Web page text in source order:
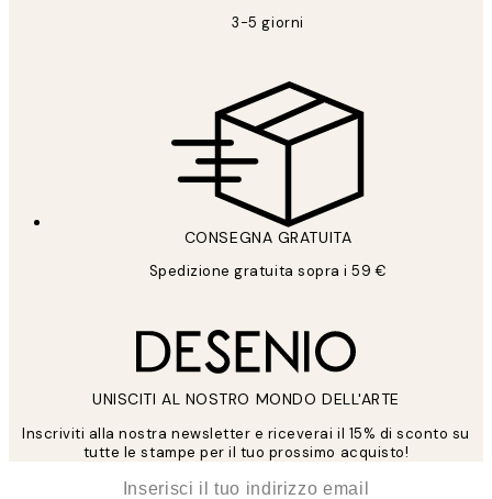
3-5 giorni
CONSEGNA GRATUITA
Spedizione gratuita sopra i 59 €
UNISCITI AL NOSTRO MONDO DELL'ARTE
Inscriviti alla nostra newsletter e riceverai il 15% di sconto su
tutte le stampe per il tuo prossimo acquisto!